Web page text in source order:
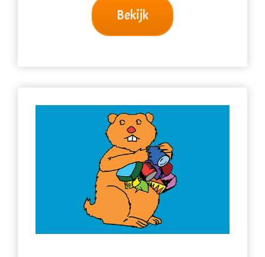
Bekijk